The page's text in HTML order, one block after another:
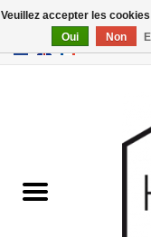
EUR/GBP
Gadgets
Veuillez accepter les
Oui
Non